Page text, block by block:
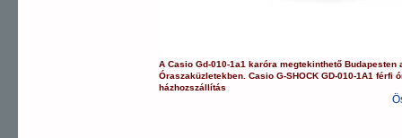
ACasio Gd-010-1a1 karóra megtekinthető Budapesten
Óraszaküzletekben.Casio G-SHOCK GD-010-1A1 férfi
házhozszállítás